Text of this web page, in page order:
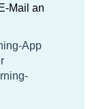
Mail an
App